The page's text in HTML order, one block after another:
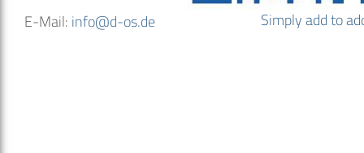
E-Mail:info@d-os.de Simply add to